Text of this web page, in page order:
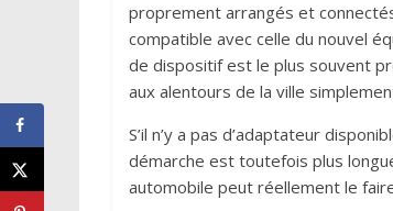
proprement arrangés et
compatible avec celle du nouvel
de dispositif est le plus souvent
aux alentours de la ville
S’il n’y a pas d’adaptateur
démarche est toutefois plus
automobile peut réellement le